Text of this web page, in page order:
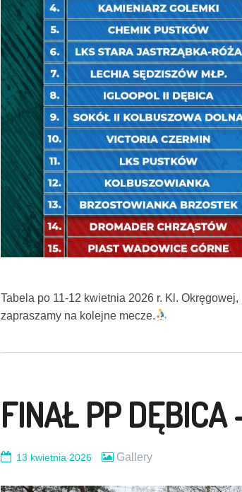
Tabela po 11-12 kwietnia 2026 r. Kl. Okręgowej,
zapraszamy na kolejne mecze.
FINAŁ PP DĘBICA
13 kwietnia 2026 Gallery